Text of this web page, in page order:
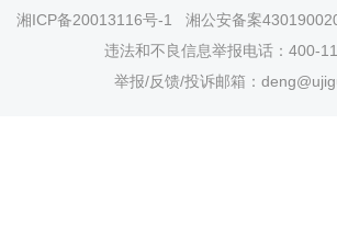
湘ICP备20013116号-1
湘公安备案
违法和不良信息举报电话：400-
举报/反馈/投诉邮箱：